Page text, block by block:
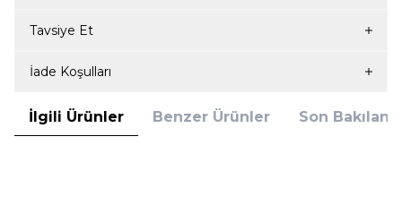
Tavsiye Et
İade Koşulları
İlgili Ürünler Benzer Ürünler Son